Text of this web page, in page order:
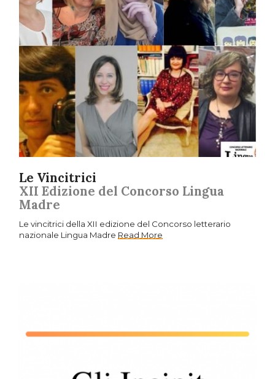
Le Vincitrici
XII Edizione del Concorso Lingua
Madre
Le vincitrici della XII edizione del Concorso letterario
nazionale Lingua Madre Read More